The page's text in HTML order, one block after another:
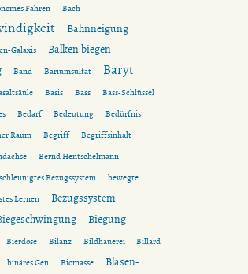
Fahren Bach
Bahnneigung
Galaxis
Balken biegen
Band Bariumsulfat Baryt
Basis Bass
Bass-Schlüssel
Bedarf Bedeutung
Bedürfnis
Raum
Begriff
Begriffsinhalt
Bernd Hentschelmann
Bezugssystem
bewegte
Lernen Bezugssystem
Biegung
Bierdose Bilanz Bildhauerei
Billard
binäres Gen Biomasse
Blasen-